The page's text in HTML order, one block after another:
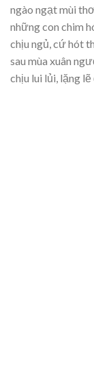
ngào ngạt mùi
những con chim
chịu ngủ, cứ hót
sau mùa xuân
chịu lui lủi, lặng